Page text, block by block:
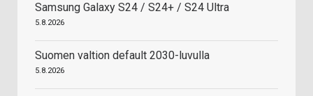
Samsung Galaxy S24 / S24+ / S24 Ultra
5.8.2026
Suomen valtion default 2030-luvulla
5.8.2026